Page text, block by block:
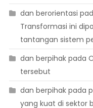
dan berorientasi
Transformasi ini
tantangan sistem
dan berpihak pada
tersebut
dan berpihak pada
yang kuat di sektor